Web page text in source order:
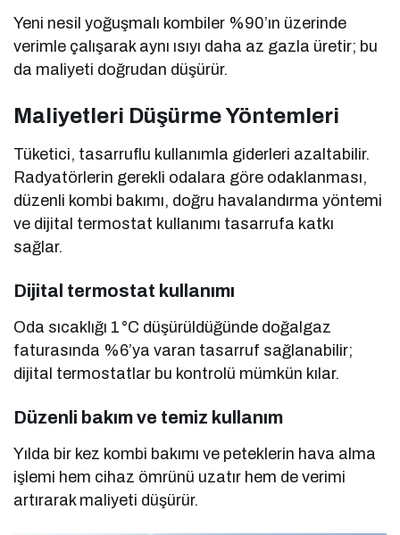
Yeni nesil yoğuşmalı kombiler %90’ın üzerinde
verimle çalışarak aynı ısıyı daha az gazla üretir; bu
da maliyeti doğrudan düşürür.
Maliyetleri Düşürme Yöntemleri
Tüketici, tasarruflu kullanımla giderleri azaltabilir.
Radyatörlerin gerekli odalara göre odaklanması,
düzenli kombi bakımı, doğru havalandırma yöntemi
ve dijital termostat kullanımı tasarrufa katkı
sağlar.
Dijital termostat kullanımı
Oda sıcaklığı 1 °C düşürüldüğünde doğalgaz
faturasında %6’ya varan tasarruf sağlanabilir;
dijital termostatlar bu kontrolü mümkün kılar.
Düzenli bakım ve temiz kullanım
Yılda bir kez kombi bakımı ve peteklerin hava alma
işlemi hem cihaz ömrünü uzatır hem de verimi
artırarak maliyeti düşürür.